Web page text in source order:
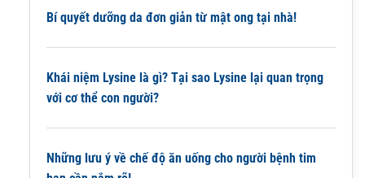
Bí quyết dưỡng da đơn giản từ mật ong tại nhà!
Khái niệm Lysine là gì? Tại sao Lysine lại quan trọng
với cơ thể con người?
Những lưu ý về chế độ ăn uống cho người bệnh tim